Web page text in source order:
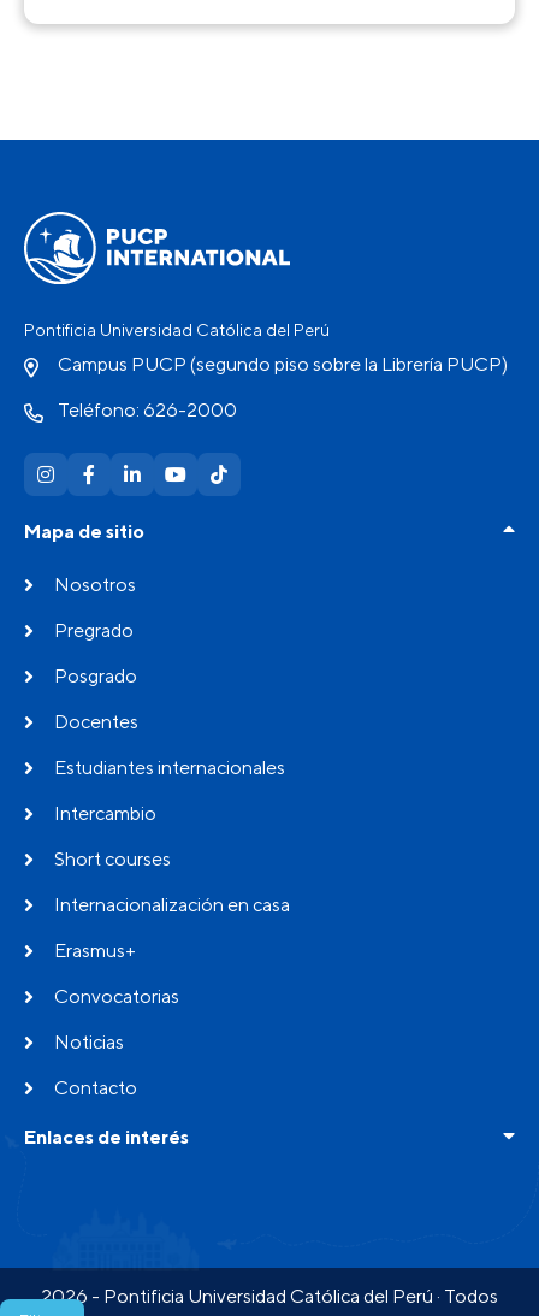
Pontificia Universidad Católica del Perú
Campus PUCP (segundo piso sobre la Librería PUCP)
Teléfono: 626-2000
Mapa de sitio
Nosotros
Pregrado
Posgrado
Docentes
Estudiantes internacionales
Intercambio
Short courses
Internacionalización en casa
Erasmus+
Convocatorias
Noticias
Contacto
Enlaces de interés
2026 - Pontificia Universidad Católica del Perú · Todos